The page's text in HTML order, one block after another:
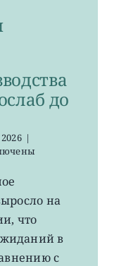
до
|
на
что
в
с